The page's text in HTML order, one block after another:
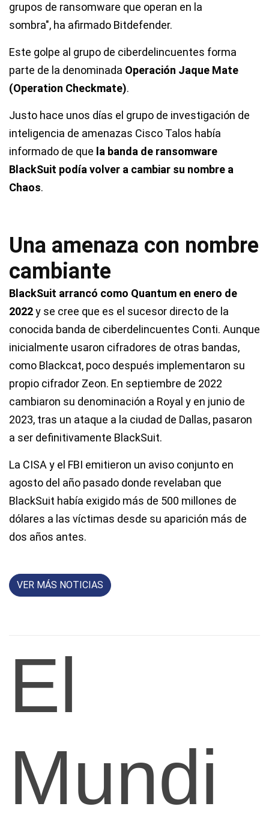
grupos de ransomware que operan en la
sombra", ha afirmado Bitdefender.
Este golpe al grupo de ciberdelincuentes forma
parte de la denominada Operación Jaque Mate
(Operation Checkmate).
Justo hace unos días el grupo de investigación de
inteligencia de amenazas Cisco Talos había
informado de que la banda de ransomware
BlackSuit podía volver a cambiar su nombre a
Chaos.
Una amenaza con nombre
cambiante
BlackSuit arrancó como Quantum en enero de
2022y se cree que es el sucesor directo de la
conocida banda de ciberdelincuentes Conti. Aunque
inicialmente usaron cifradores de otras bandas,
como Blackcat, poco después implementaron su
propio cifrador Zeon. En septiembre de 2022
cambiaron su denominación a Royal y en junio de
2023, tras un ataque a la ciudad de Dallas, pasaron
a ser definitivamente BlackSuit.
La CISA y el FBI emitieron un aviso conjunto en
agosto del año pasado donde revelaban que
BlackSuit había exigido más de 500 millones de
dólares a las víctimas desde su aparición más de
dos años antes.
VER MÁS NOTICIAS
El
Mundi